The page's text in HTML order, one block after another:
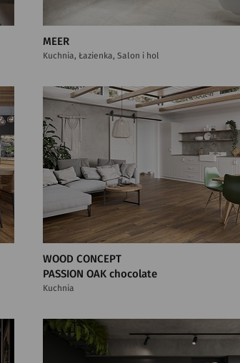
MEER
Kuchnia, Łazienka, Salon i hol
WOOD CONCEPT
PASSION OAK chocolate
Kuchnia